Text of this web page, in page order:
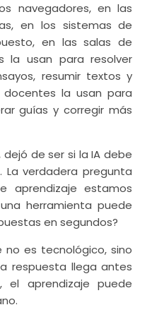
navegadores, en las
en los sistemas de
en las salas de
la usan para resolver
resumir textos y
docentes la usan para
guías y corregir más
de ser si la IA debe
verdadera pregunta
aprendizaje estamos
herramienta puede
en segundos?
no es tecnológico, sino
respuesta llega antes
el aprendizaje puede